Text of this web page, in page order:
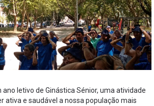
letivo de Ginástica Sénior, uma atividade
ativa e saudável a nossa população mais